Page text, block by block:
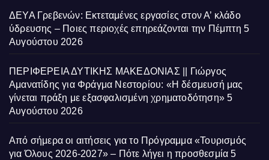
ΔΕΥΑ Γρεβενών: Εκτεταμένες εργασίες στον Α’ κλάδο
ύδρευσης – Ποιες περιοχές επηρεάζονται την Πέμπτη 5
Αυγούστου 2026
ΠΕΡΙΦΕΡΕΙΑ ΔΥΤΙΚΗΣ ΜΑΚΕΔΟΝΙΑΣ || Γιώργος
Αμανατίδης για Φράγμα Νεστορίου: «Η δέσμευσή μας
γίνεται πράξη με εξασφαλισμένη χρηματοδότηση» 5
Αυγούστου 2026
Από σήμερα οι αιτήσεις για το Πρόγραμμα «Τουρισμός
για Όλους 2026-2027» – Πότε λήγει η προσθεσμία 5